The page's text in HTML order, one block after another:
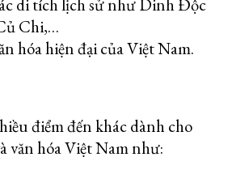
di tích lịch sử như Dinh Độc
Chi,…
hóa hiện đại của Việt Nam.
điểm đến khác dành cho
văn hóa Việt Nam như: